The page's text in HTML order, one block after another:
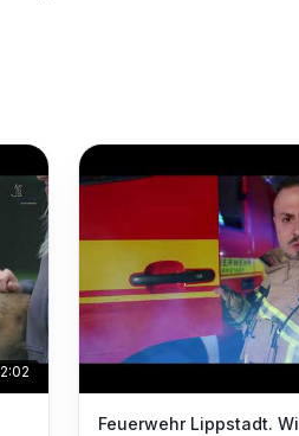
2:02
Feuerwehr Lippstadt.